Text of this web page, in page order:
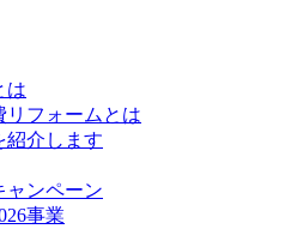
は
リフォームとは
紹介します
ャンペーン
事業